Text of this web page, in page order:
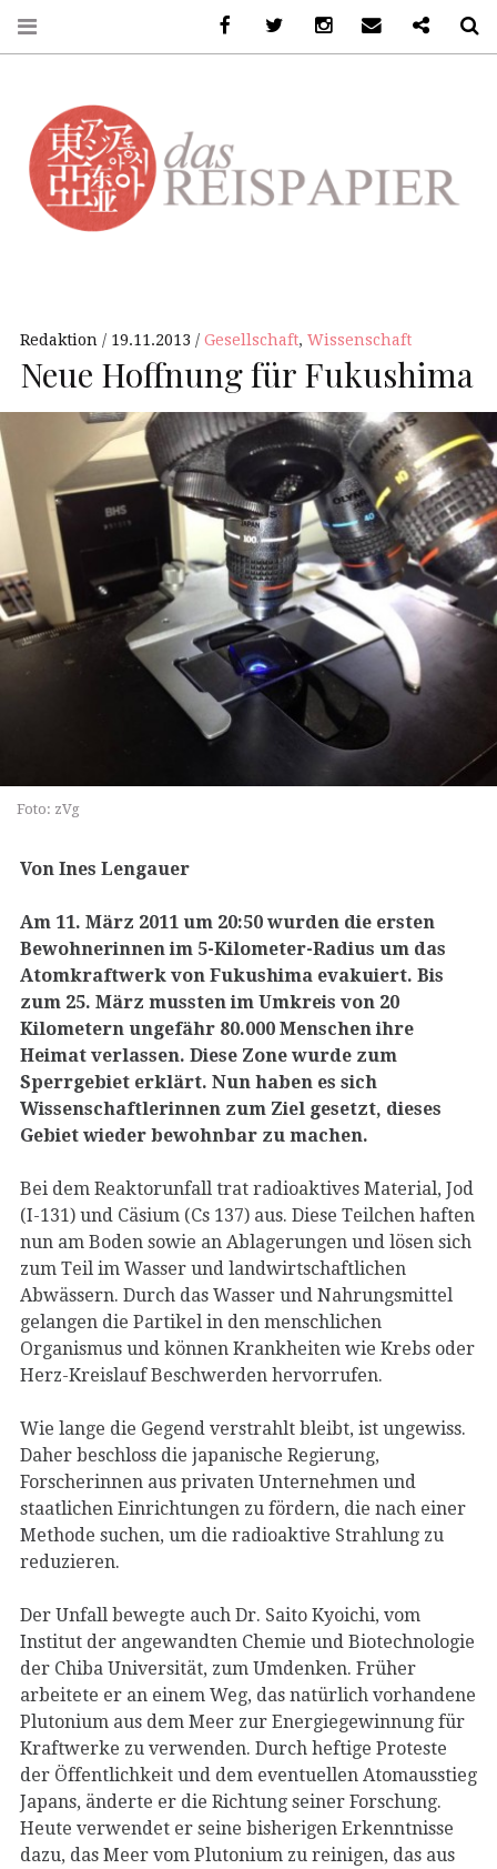
Redaktion 19.11.2013 Gesellschaft, Wissenschaft
Neue Hoffnung für Fukushima
Foto: zVg
Von Ines Lengauer
Am 11. März 2011 um 20:50 wurden die ersten
Bewohnerinnen im 5-Kilometer-Radius um das
Atomkraftwerk von Fukushima evakuiert. Bis
zum 25. März mussten im Umkreis von 20
Kilometern ungefähr 80.000 Menschen ihre
Heimat verlassen. Diese Zone wurde zum
Sperrgebiet erklärt. Nun haben es sich
Wissenschaftlerinnen zum Ziel gesetzt, dieses
Gebiet wieder bewohnbar zu machen.
Bei dem Reaktorunfall trat radioaktives Material, Jod
(I-131) und Cäsium (Cs 137) aus. Diese Teilchen haften
nun am Boden sowie an Ablagerungen und lösen sich
zum Teil im Wasser und landwirtschaftlichen
Abwässern. Durch das Wasser und Nahrungsmittel
gelangen die Partikel in den menschlichen
Organismus und können Krankheiten wie Krebs oder
Herz-Kreislauf Beschwerden hervorrufen.
Wie lange die Gegend verstrahlt bleibt, ist ungewiss.
Daher beschloss die japanische Regierung,
Forscherinnen aus privaten Unternehmen und
staatlichen Einrichtungen zu fördern, die nach einer
Methode suchen, um die radioaktive Strahlung zu
reduzieren.
Der Unfall bewegte auch Dr. Saito Kyoichi, vom
Institut der angewandten Chemie und Biotechnologie
der Chiba Universität, zum Umdenken. Früher
arbeitete er an einem Weg, das natürlich vorhandene
Plutonium aus dem Meer zur Energiegewinnung für
Kraftwerke zu verwenden. Durch heftige Proteste
der Öffentlichkeit und dem eventuellen Atomausstieg
Japans, änderte er die Richtung seiner Forschung.
Heute verwendet er seine bisherigen Erkenntnisse
dazu, das Meer vom Plutonium zu reinigen, das aus
FacebookTwitter InstagramEmail Ko-Fi